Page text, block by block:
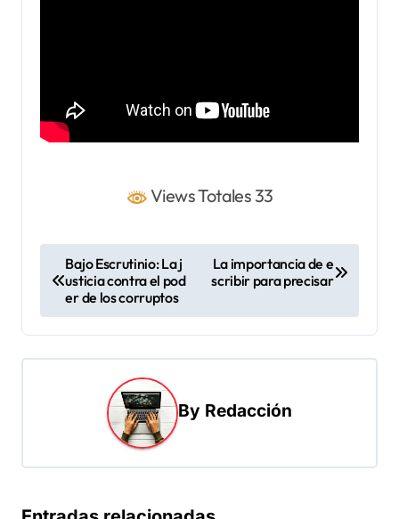
Views Totales 33
v
i
Bajo Escrutinio: La j
usticia contra el pod
er de los corruptos
La importancia de e
scribir para precisar
By Redacción